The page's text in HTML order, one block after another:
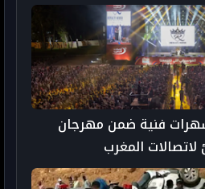
تحتضن 9 سهرات فنية ضمن مهرجان
المغرب